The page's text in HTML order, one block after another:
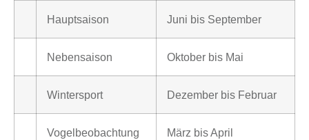
Hauptsaison Juni bis September
Nebensaison Oktober bis Mai
Wintersport Dezember bis Februar
Vogelbeobachtung März bis April